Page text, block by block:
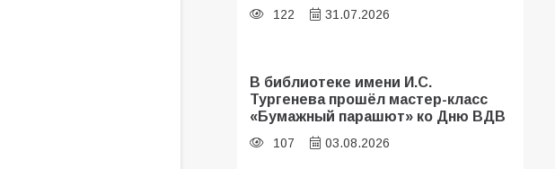
122 31.07.2026
В библиотеке имени И.С.
Тургенева прошёл мастер-класс
«Бумажный парашют» ко Дню ВДВ
107 03.08.2026